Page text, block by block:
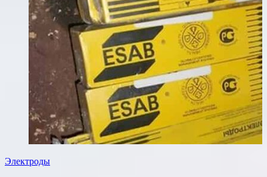
Электроды